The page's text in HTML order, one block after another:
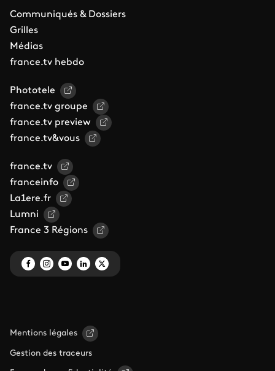
Communiqués & Dossiers
Grilles
Médias
france.tv hebdo
Phototele
france.tv groupe
france.tv preview
france.tv&vous
france.tv
franceinfo
La1ere.fr
Lumni
France 3 Régions
Mentions légales
Gestion des traceurs